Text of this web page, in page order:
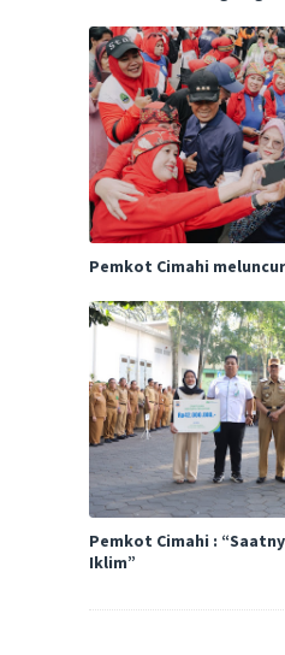
Pemkot Cimahi
Pemkot Cimahi :
Iklim”